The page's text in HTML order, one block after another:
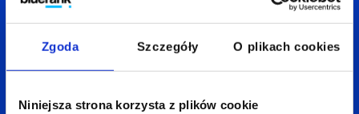
Zgoda Szczegóły O plikach cookies
Niniejsza strona korzysta z plików cookie
na Google+ można publikować do kilku wpisów